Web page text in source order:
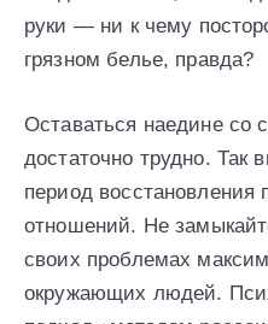
руки — ни к чему
грязном белье, правда?
Оставаться наедине со
достаточно трудно.
период восстановления
отношений. Не
своих проблемах
окружающих людей.